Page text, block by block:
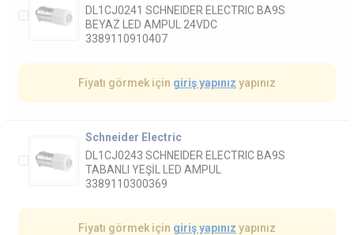
DL1CJ0241 SCHNEIDER ELECTRIC BA9S
BEYAZ LED AMPUL 24VDC
3389110910407
Fiyatı görmek için giriş yapınız yapınız
Schneider Electric
DL1CJ0243 SCHNEIDER ELECTRIC BA9S
TABANLI YEŞİL LED AMPUL
3389110300369
Fiyatı görmek için giriş yapınız yapınız